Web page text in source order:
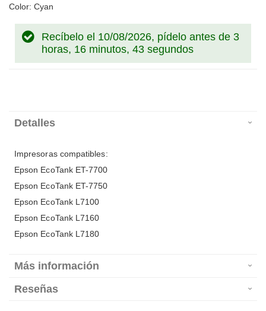
Color: Cyan
Recíbelo el 10/08/2026, pídelo antes de 3
horas, 16 minutos, 43 segundos
Detalles
Impresoras compatibles:
Epson EcoTank ET-7700
Epson EcoTank ET-7750
Epson EcoTank L7100
Epson EcoTank L7160
Epson EcoTank L7180
Más información
Reseñas